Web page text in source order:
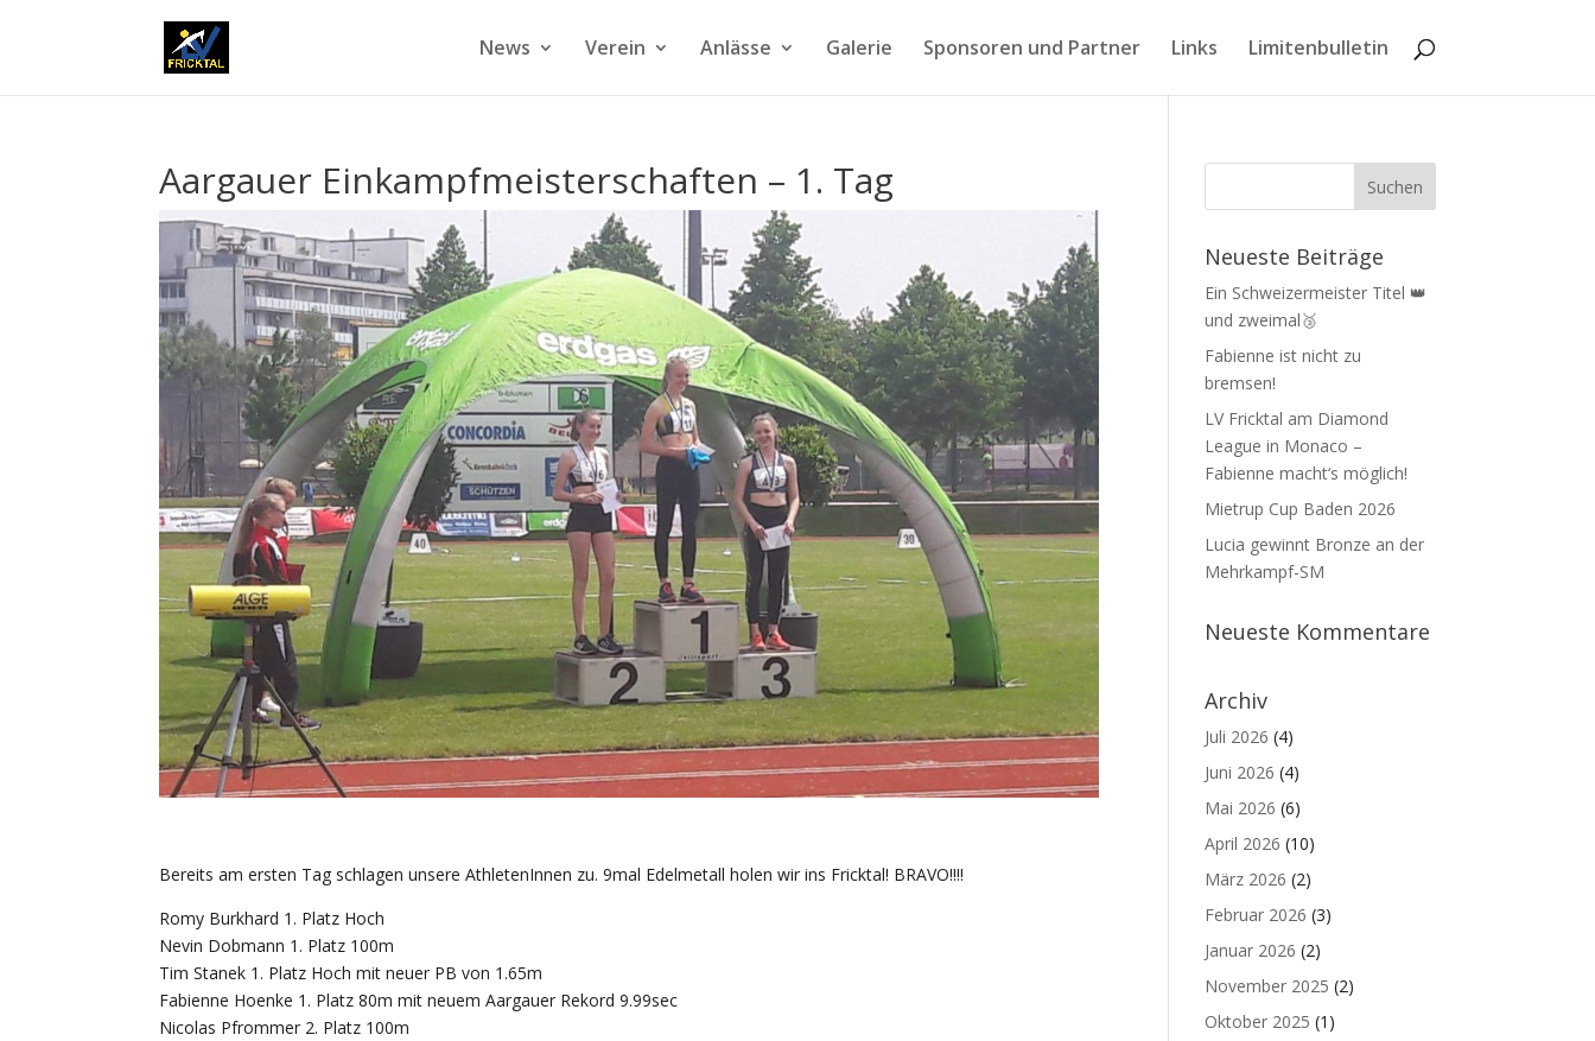
News Verein Anlässe Galerie Sponsoren und Partner Links Limitenbulletin
Aargauer Einkampfmeisterschaften – 1. Tag
Bereits am ersten Tag schlagen unsere AthletenInnen zu. 9mal Edelmetall holen wir ins Fricktal! BRAVO!!!!
Romy Burkhard 1. Platz Hoch
Nevin Dobmann 1. Platz 100m
Tim Stanek 1. Platz Hoch mit neuer PB von 1.65m
Fabienne Hoenke 1. Platz 80m mit neuem Aargauer Rekord 9.99sec
Nicolas Pfrommer 2. Platz 100m
Neueste Beiträge
Ein Schweizermeister Titel 👑
und zweimal🥉
Fabienne ist nicht zu
bremsen!
LV Fricktal am Diamond
League in Monaco –
Fabienne macht‘s möglich!
Mietrup Cup Baden 2026
Lucia gewinnt Bronze an der
Mehrkampf-SM
Neueste Kommentare
Archiv
Juli 2026 (4)
Juni 2026 (4)
Mai 2026 (6)
April 2026 (10)
März 2026 (2)
Februar 2026 (3)
Januar 2026 (2)
November 2025 (2)
Oktober 2025 (1)